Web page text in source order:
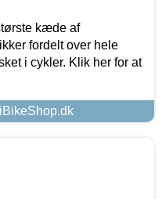
kæde af
fordelt over hele
i cykler. Klik her for at